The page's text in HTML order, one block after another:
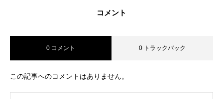
コメント
0 コメント 0 トラックバック
この記事へのコメントはありません。